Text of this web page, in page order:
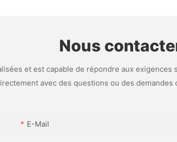
Nous
et est capable de répondre aux
avec des questions ou des demandes
E-Mail